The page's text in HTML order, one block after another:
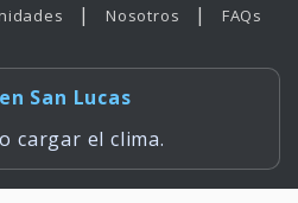
| Nosotros | FAQs
San Lucas
cargar el clima.